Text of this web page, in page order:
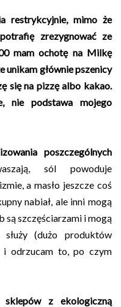
restrykcyjnie, mimo że
potrafię zrezygnować ze
mam ochotę na Milkę
unikam głównie pszenicy
się na pizzę albo kakao.
nie podstawa mojego
poszczególnych
sól powoduje
a masło jeszcze coś
nabiał, ale inni mogą
są szczęściarzami i mogą
(dużo produktów
i odrzucam to, po czym
sklepów z ekologiczną